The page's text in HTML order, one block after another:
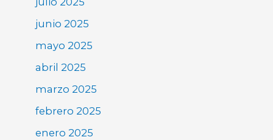
junio 2025
mayo 2025
abril 2025
marzo 2025
febrero 2025
enero 2025